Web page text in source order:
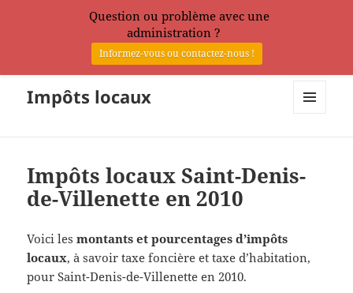
Impôts locaux
Impôts locaux Saint-Denis-
de-Villenette en 2010
Voici lesmontants et pourcentages d’impôts
locaux, à savoir taxe foncière et taxe d’habitation,
pour Saint-Denis-de-Villenette en 2010.
Question ou problème avec une
administration ?
Informez-vous ou contactez-nous !